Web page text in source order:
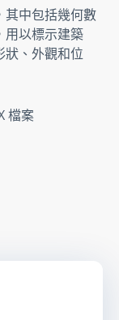
其中包括幾何數
用以標示建築
狀、外觀和位
檔案